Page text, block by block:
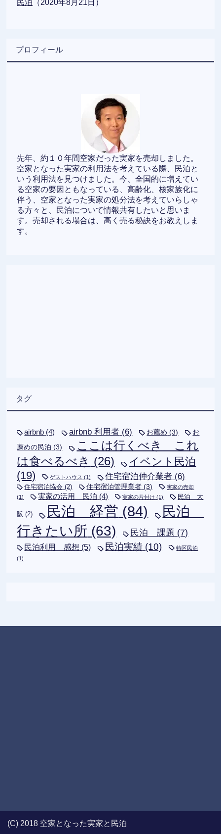
民泊 （2020年8月21日）
プロフィール
先年、約１０年間空家だった実家を売却しました。
空家となった実家の利用法を考えている際、民泊と
いう利用法を見つけました。今、全国的に増えてい
る空家の要因ともなっている、高齢化、核家族化に
伴う、空家となった実家の処分法を考えていらしゃ
る方々と、民泊について情報共有したいと思いま
す。売却される場合は、高く売る秘訣をお教えしま
す。
タグ
airbnb (4) airbnb 利用者 (6) お薦め (3)
お
薦めの民泊 (3)
ここは行くべき これ
は食べるべき (26)
イベント民泊
(19)
ゲストハウス (1) 住宅宿泊仲介業者 (6)
住宅宿泊協会 (2) 住宅宿泊管理業者 (3)
実家の売却
(1)
実家の活用 民泊 (4) 実家の片付け (1) 民泊 大
阪 (2) 民泊 経営 (84)
民泊
行きたい所 (63) 民泊 課題 (7)
民泊利用 感想 (5) 民泊実績 (10)
特区民泊
(1)
(C) 2018 空家となった実家と民泊